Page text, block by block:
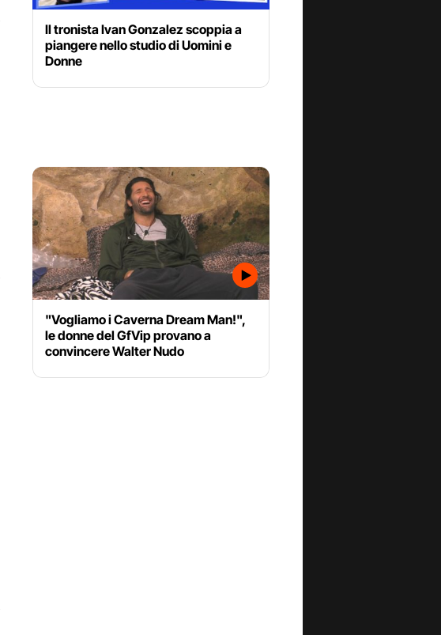
Il tronista Ivan Gonzalez scoppia a
piangere nello studio di Uomini e
Donne
"Vogliamo i Caverna Dream Man!",
le donne del GfVip provano a
convincere Walter Nudo